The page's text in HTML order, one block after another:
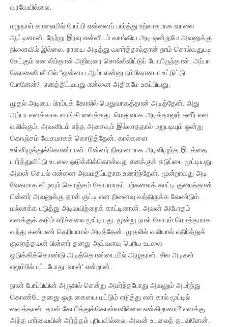
வரவேயில்லை.
மறுநாள் காலையில் போப்பி என்னைப் பார்த்து உற்சாகமாக வாலை
ஆட்டினான். நேற்று இரவு என்னிடம் வாங்கிய அடி ஒன்றுமே அவனுக்கு
நினைவில் இல்லை. நாயை அடித்து வளர்த்தால்தான் நாம் சொல்வதுபடி
கேட்கும் என லிம்தான் அறிவுரை சொல்லிவிட்டுப் போயிருந்தான். அப்பா
தொலைபேசியில் “ஒன்னய ஆம்பளன்னு நம்பிதானடா உட்டுட்டு
போனேன்!” எனத்திட்டியது என்னை அதிகமே உசுப்பியது.
முதல் அடியை பிரம்புக் கோலில் மெதுவாகத்தான் அடித்தேன். அது
அப்பா எனக்காக வாங்கி வைத்தது. மெதுவாக அடித்தாலும் சுளீர் என
வலிக்கும். அவனிடம் எந்த அசைவும் இல்லாததால் மறுபடியும் ஒன்று
கொஞ்சம் வேகமாகக் கொடுத்தேன். கால்களை
உள்ளிழுத்துக்கொண்டான். பின்னர் நிதானமாக அடிவிழுந்த இடத்தை
பார்த்துவிட்டு உடலை ஒடுக்கிக்கொள்வது எனக்குக் கடுப்பை மூட்டியது.
அவன் செயல் என்னை அவமதிப்பதாக உணர்ந்தேன். மூன்றாவது அடி
வேகமாக விழவும் கொஞ்சம் கோபமாகப் பற்களைக் காட்டி குரைத்தான்.
பின்னர் அவனுக்கு தான் குட்டி என நினைவு வந்திருக்க வேண்டும்.
மல்லாக்க படுத்து அடிவயிற்றைக் காட்டினான். அவன் அபோதம்
எனக்குக் கடும் எரிச்சலை மூட்டியது. மூன்று நாள் கோபம் மொத்தமாக
வந்து கண்மண் தெரியாமல் அடித்தேன். முதலில் வலியால் எதிர்த்துக்
குரைத்தவன் பின்னர் தனது அவ்வளவு பெரிய உடலை
ஒடுக்கிக்கொண்டு அடித்தொண்டையில் அழுதான். சில அடிகள்
எலும்பில் பட்டபோது ‘வாள்’ என்றான்.
நான் போப்பியின் அருகில் சென்று அமர்ந்தபோது அவனும் அமர்ந்து
கொண்டே தனது ஒரு கையை மட்டும் எடுத்து என் கால் மூட்டில்
வைத்தான். தான் கோபித்துக்கொள்ளவில்லை என்கிறானா? எனக்கு
அந்த பார்வையின் அர்த்தம் புரியவில்லை. அவன் உடலைத் தடவினேன்.